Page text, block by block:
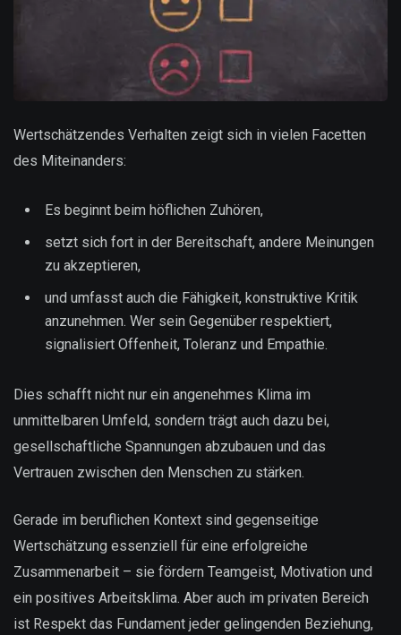
Wertschätzendes Verhalten zeigt sich in vielen Facetten
des Miteinanders:
Es beginnt beim höflichen Zuhören,
setzt sich fort in der Bereitschaft, andere Meinungen
zu akzeptieren,
und umfasst auch die Fähigkeit, konstruktive Kritik
anzunehmen. Wer sein Gegenüber respektiert,
signalisiert Offenheit, Toleranz und Empathie.
Dies schafft nicht nur ein angenehmes Klima im
unmittelbaren Umfeld, sondern trägt auch dazu bei,
gesellschaftliche Spannungen abzubauen und das
Vertrauen zwischen den Menschen zu stärken.
Gerade im beruflichen Kontext sind gegenseitige
Wertschätzung essenziell für eine erfolgreiche
Zusammenarbeit – sie fördern Teamgeist, Motivation und
ein positives Arbeitsklima. Aber auch im privaten Bereich
ist Respekt das Fundament jeder gelingenden Beziehung,